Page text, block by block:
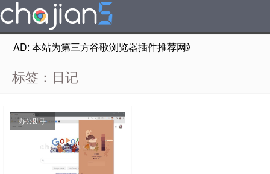
AD: 本站为第三方谷歌浏览器插件推荐网站，非Google
标签：日记
办公助手